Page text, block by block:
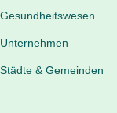
Gesundheitswesen
Unternehmen
Städte & Gemeinden